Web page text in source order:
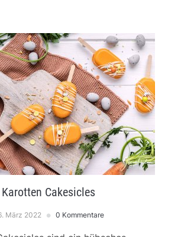
Karotten Cakesicles
März 2022 0 Kommentare